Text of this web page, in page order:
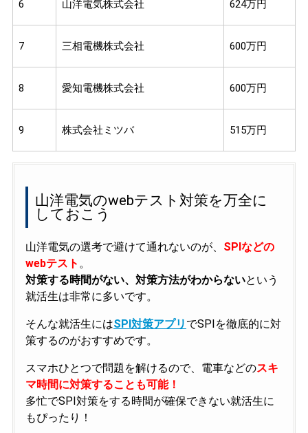
6 山洋電気株式会社 624万円
7 三相電機株式会社 600万円
8 愛知電機株式会社 600万円
9 株式会社ミツバ 515万円
山洋電気のwebテスト対策を万全に
しておこう
山洋電気の選考で避けて通れないのが、 SPIなどの
webテスト 。
対策する時間がない、対策方法がわからないという
就活生は非常に多いです。
そんな就活生にはSPI対策アプリ でSPIを徹底的に対
策するのがおすすめです。
スマホひとつで問題を解けるので、電車などのスキ
マ時間に対策することも可能！
多忙でSPI対策をする時間が確保できない就活生に
もぴったり！